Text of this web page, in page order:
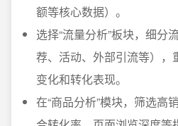
额等核心数据）。
选择“流量分析”板块，细分
荐、活动、外部引流等），
变化和转化表现。
在“商品分析”模块，筛选高